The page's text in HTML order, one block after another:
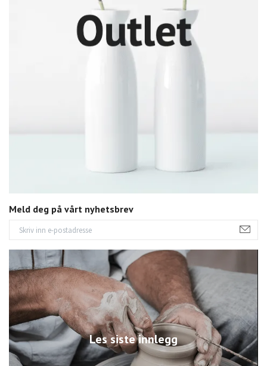
Meld deg på vårt nyhetsbrev
Les siste innlegg